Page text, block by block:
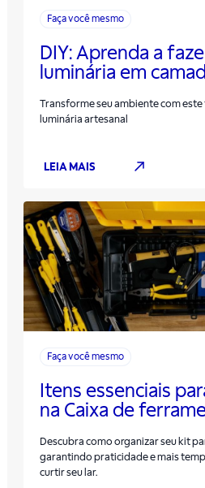
Faça você mesmo
DIY: Aprenda a
luminária em
Transforme seu ambiente com
luminária artesanal
LEIA MAIS
Faça você mesmo
Itens essenciais
na Caixa de
Descubra como organizar seu kit
garantindo praticidade e mais
curtir seu lar.